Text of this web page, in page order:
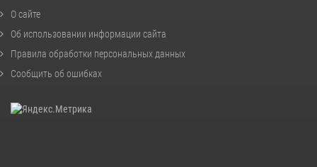
О сайте
Об использовании информации сайта
Правила обработки персональных данных
Сообщить об ошибках